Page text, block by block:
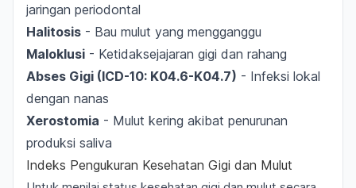
jaringan periodontal
Halitosis - Bau mulut yang mengganggu
Maloklusi - Ketidaksejajaran gigi dan rahang
Abses Gigi (ICD-10: K04.6-K04.7) - Infeksi lokal
dengan nanas
Xerostomia - Mulut kering akibat penurunan
produksi saliva
Indeks Pengukuran Kesehatan Gigi dan Mulut